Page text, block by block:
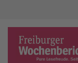
content